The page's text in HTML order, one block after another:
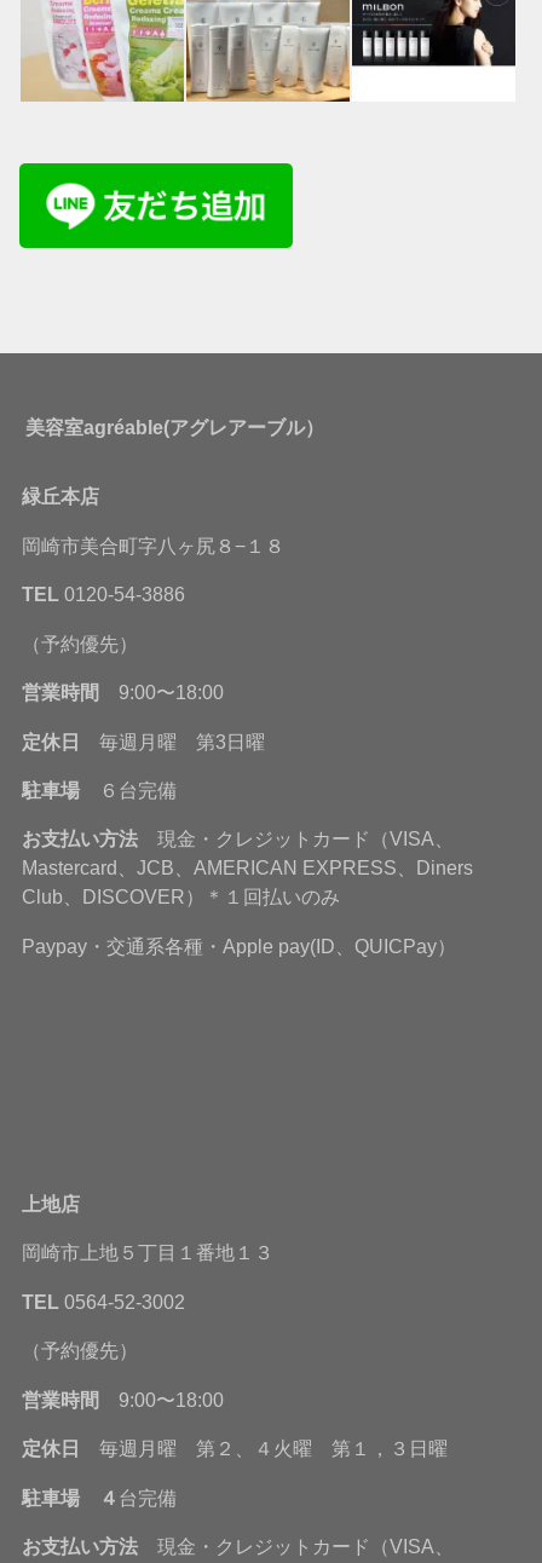
美容室agréable(アグレアーブル）
緑丘本店
岡崎市美合町字八ヶ尻８−１８
TEL 0120-54-3886
（予約優先）
営業時間 9:00〜18:00
定休日 毎週月曜 第3日曜
駐車場 ６台完備
お支払い方法現金・クレジットカード（VISA、
Mastercard、JCB、AMERICAN EXPRESS、Diners
Club、DISCOVER）＊１回払いのみ
Paypay・交通系各種・Apple pay(ID、QUICPay）
上地店
岡崎市上地５丁目１番地１３
TEL 0564-52-3002
（予約優先）
営業時間 9:00〜18:00
定休日 毎週月曜 第２、４火曜 第１，３日曜
駐車場 ４ 台完備
お支払い方法現金・クレジットカード（VISA、